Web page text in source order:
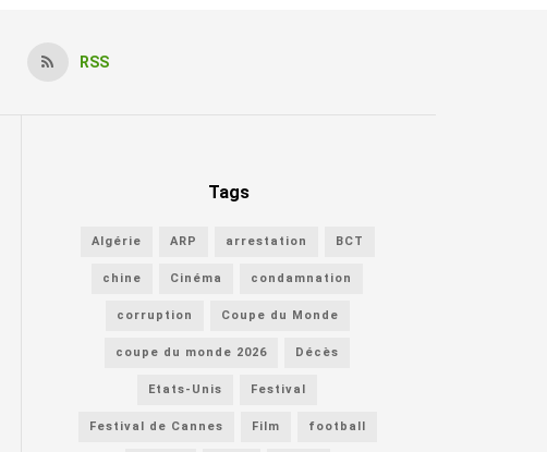
RSS
Tags
Algérie ARP arrestation BCT
chine Cinéma condamnation
corruption Coupe du Monde
coupe du monde 2026 Décès
Etats-Unis Festival
Festival de Cannes Film football